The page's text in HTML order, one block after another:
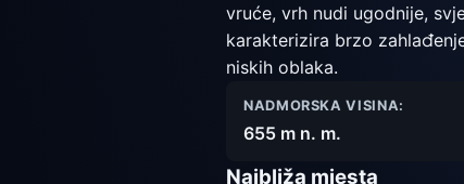
vruće, vrh nudi ugodnije,
karakterizira brzo
niskih oblaka.
NADMORSKA VISINA:
655 m n. m.
Najbliža mjesta